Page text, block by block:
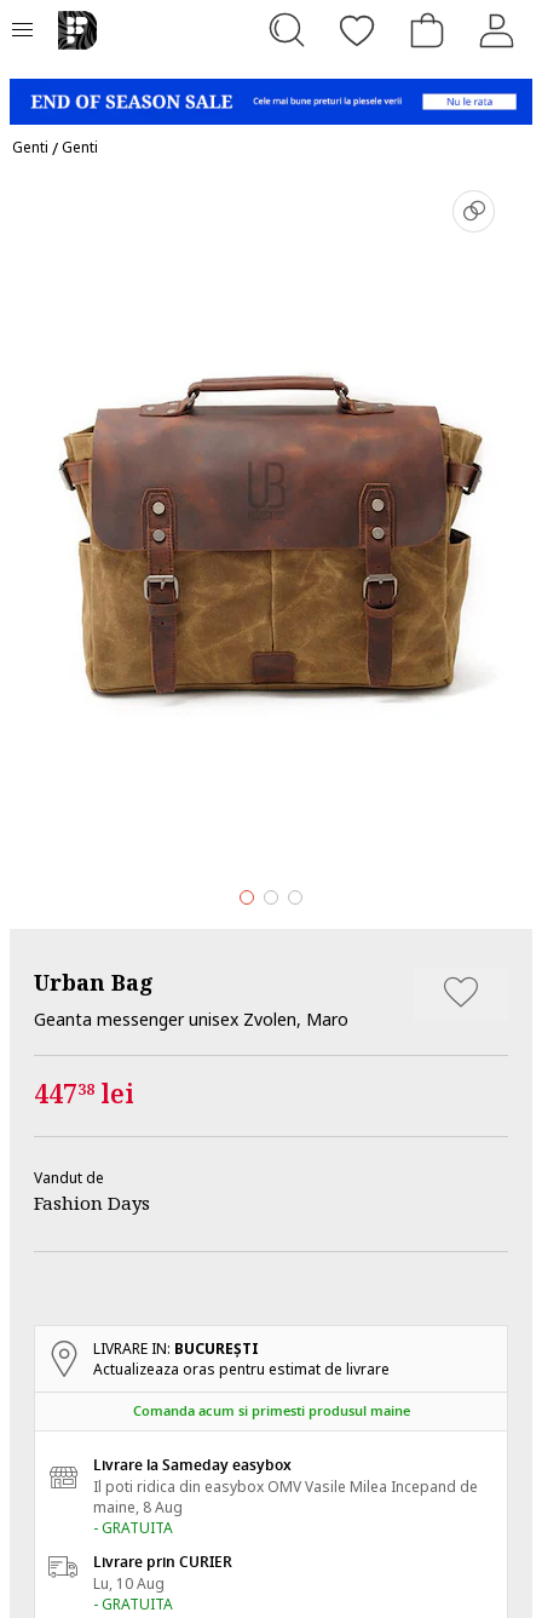
Genti /Genti
Urban Bag
Geanta messenger unisex Zvolen, Maro
44738 lei
Vandut de
Fashion Days
LIVRARE IN: BUCUREŞTI
Actualizeaza oras pentru estimat de livrare
Comanda acum si primesti produsul maine
Livrare la Sameday easybox
Il poti ridica din easybox OMV Vasile Milea Incepand de
maine, 8 Aug
- GRATUITA
Livrare prin CURIER
Lu, 10 Aug
- GRATUITA